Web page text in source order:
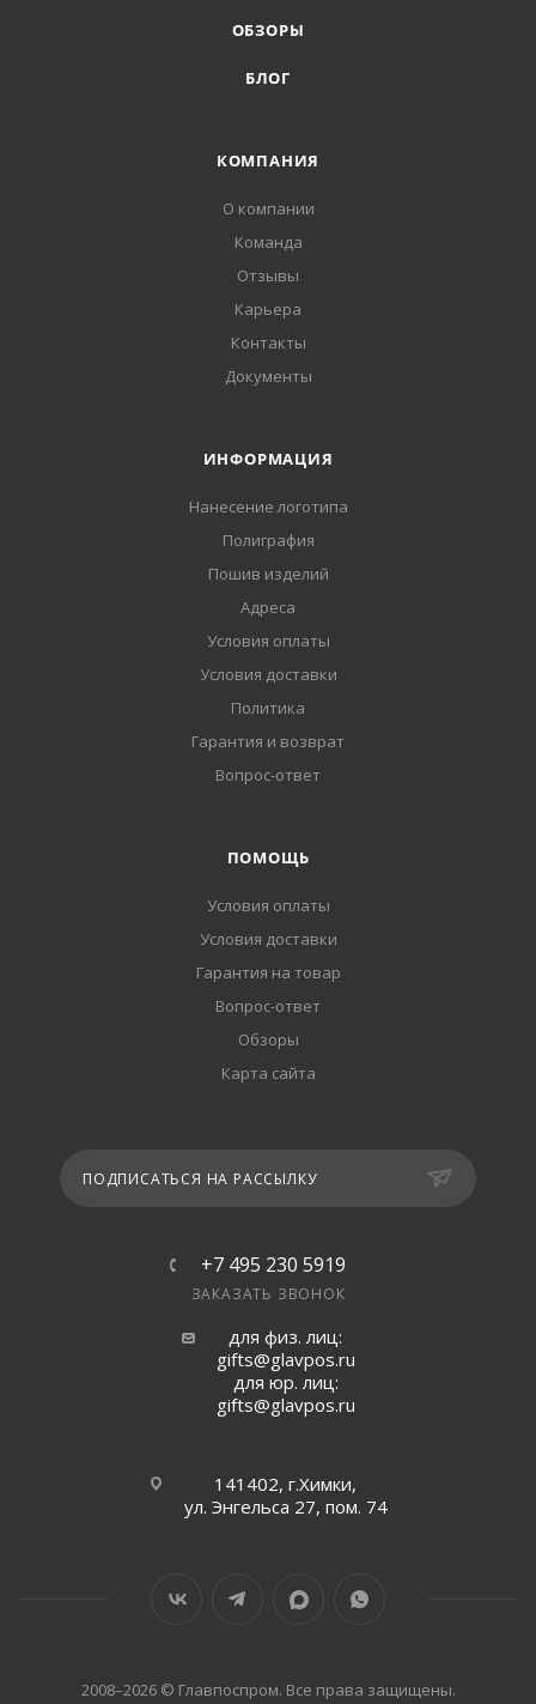
ОБЗОРЫ
БЛОГ
КОМПАНИЯ
О компании
Команда
Отзывы
Карьера
Контакты
Документы
ИНФОРМАЦИЯ
Нанесение логотипа
Полиграфия
Пошив изделий
Адреса
Условия оплаты
Условия доставки
Политика
Гарантия и возврат
Вопрос-ответ
ПОМОЩЬ
Условия оплаты
Условия доставки
Гарантия на товар
Вопрос-ответ
Обзоры
Карта сайта
ПОДПИСАТЬСЯ НА РАССЫЛКУ
+7 495 230 5919
ЗАКАЗАТЬ ЗВОНОК
для физ. лиц:
gifts@glavpos.ru
для юр. лиц:
gifts@glavpos.ru
141402, г.Химки,
ул. Энгельса 27, пом. 74
2008–2026 © Главпоспром. Все права защищены.